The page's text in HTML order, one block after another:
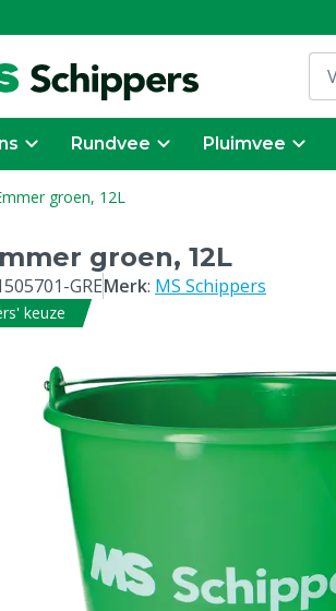
Rundvee Pluimvee
groen, 12L
groen, 12L
GREMerk: MS Schippers
keuze